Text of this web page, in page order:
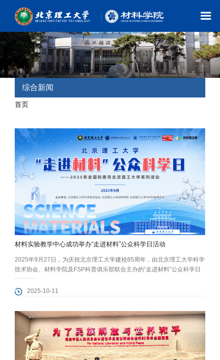
综合新闻
首页
材料实验教学中心成功举办“走进材料”公众科学日活动
2025年9月27日，为庆祝北京理工大学建校85周年，由北京理工大学科学
技术协会、材料学院及FSP科普俱乐部联合主办的“走进材料”公众科学日
活动在良乡校区理学楼C材料实验教学中心成功举行。活动吸引了逾500
名返校校友、校内外师生、亲子家庭及社会公众参与，共同开启了一场精
2025-10-11